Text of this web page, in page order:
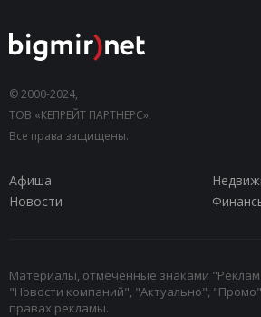
© 2000-2024,
ТОВ «КЕПРЕЙТ ПАРТНЕРС».
Все права защищены.
Афиша
Новости
Материалы, отмеченные знаками
"Новости компаний", "Актуально",
правах рекламы.